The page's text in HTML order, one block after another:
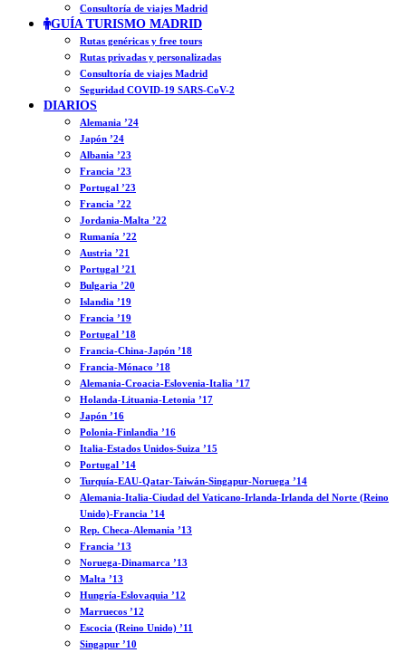
Consultoría de viajes Madrid
GUÍA TURISMO MADRID
Rutas genéricas y free tours
Rutas privadas y personalizadas
Consultoría de viajes Madrid
Seguridad COVID-19 SARS-CoV-2
DIARIOS
Alemania ’24
Japón ’24
Albania ’23
Francia ’23
Portugal ’23
Francia ’22
Jordania-Malta ’22
Rumanía ’22
Austria ’21
Portugal ’21
Bulgaria ’20
Islandia ’19
Francia ’19
Portugal ’18
Francia-China-Japón ’18
Francia-Mónaco ’18
Alemania-Croacia-Eslovenia-Italia ’17
Holanda-Lituania-Letonia ’17
Japón ’16
Polonia-Finlandia ’16
Italia-Estados Unidos-Suiza ’15
Portugal ’14
Turquía-EAU-Qatar-Taiwán-Singapur-Noruega ’14
Alemania-Italia-Ciudad del Vaticano-Irlanda-Irlanda del Norte (Reino
Unido)-Francia ’14
Rep. Checa-Alemania ’13
Francia ’13
Noruega-Dinamarca ’13
Malta ’13
Hungría-Eslovaquia ’12
Marruecos ’12
Escocia (Reino Unido) ’11
Singapur ’10